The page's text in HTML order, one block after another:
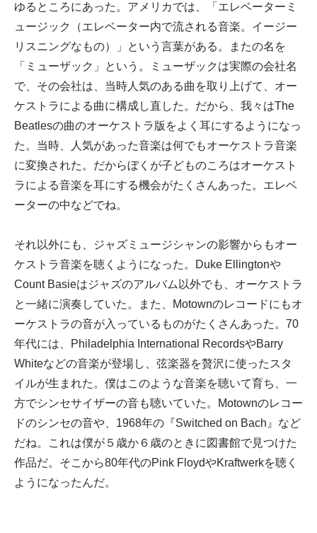
ゆるところにあった。アメリカでは、「エレベーターミ
ュージック（エレベーター内で流される音楽。イージー
リスニングなもの）」という言葉がある。またの名を
「ミューザック」という。ミューザックは実際の会社名
で、その会社は、当時人気のある曲を取り上げて、オー
ケストラによる曲に構成し直した。だから、我々はThe
Beatlesの曲のオーケストラ版をよく耳にするようになっ
た。当時、人気があった音楽は何でもオーケストラ音楽
に変換された。だからぼくが子どものころはオーケスト
ラによる音楽を耳にする機会がたくさんあった。エレベ
ーターの中などでね。
それ以外にも、ジャズミュージシャンの影響からもオー
ケストラ音楽を聴くようになった。Duke Ellingtonや
Count Basieはジャズのアルバム以外でも、オーケストラ
と一緒に演奏していた。また、Motownのレコードにもオ
ーケストラの音が入っているものがたくさんあった。70
年代には、Philadelphia International RecordsやBarry
Whiteなどの音楽が登場し、弦楽器を贅沢に使ったスタ
イルが生まれた。僕はこのような音楽を聴いて育ち、一
方でシンセサイザーの音も聴いていた。Motownのレコー
ドのシンセの音や、1968年の『Switched on Bach』など
だね。これは僕が５歳か６歳のときに図書館で見つけた
作品だ。そこから80年代のPink FloydやKraftwerkを聴く
ようになったんだ。